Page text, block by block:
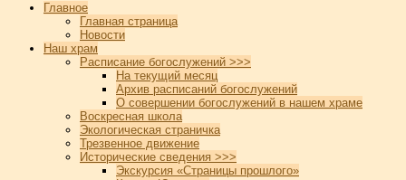
Главное
Главная страница
Новости
Наш храм
Расписание богослужений >>>
На текущий месяц
Архив расписаний богослужений
О совершении богослужений в нашем храме
Воскресная школа
Экологическая страничка
Трезвенное движение
Исторические сведения >>>
Экскурсия «Страницы прошлого»